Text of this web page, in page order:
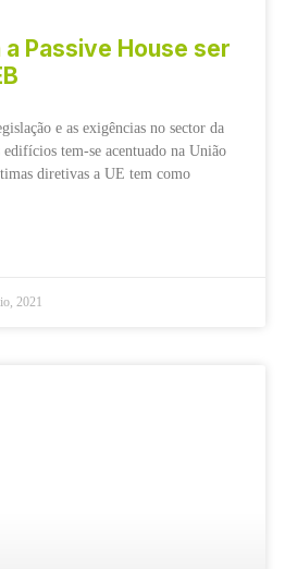
Passive House ser
e as exigências no sector da
tem-se acentuado na União
diretivas a UE tem como
2021